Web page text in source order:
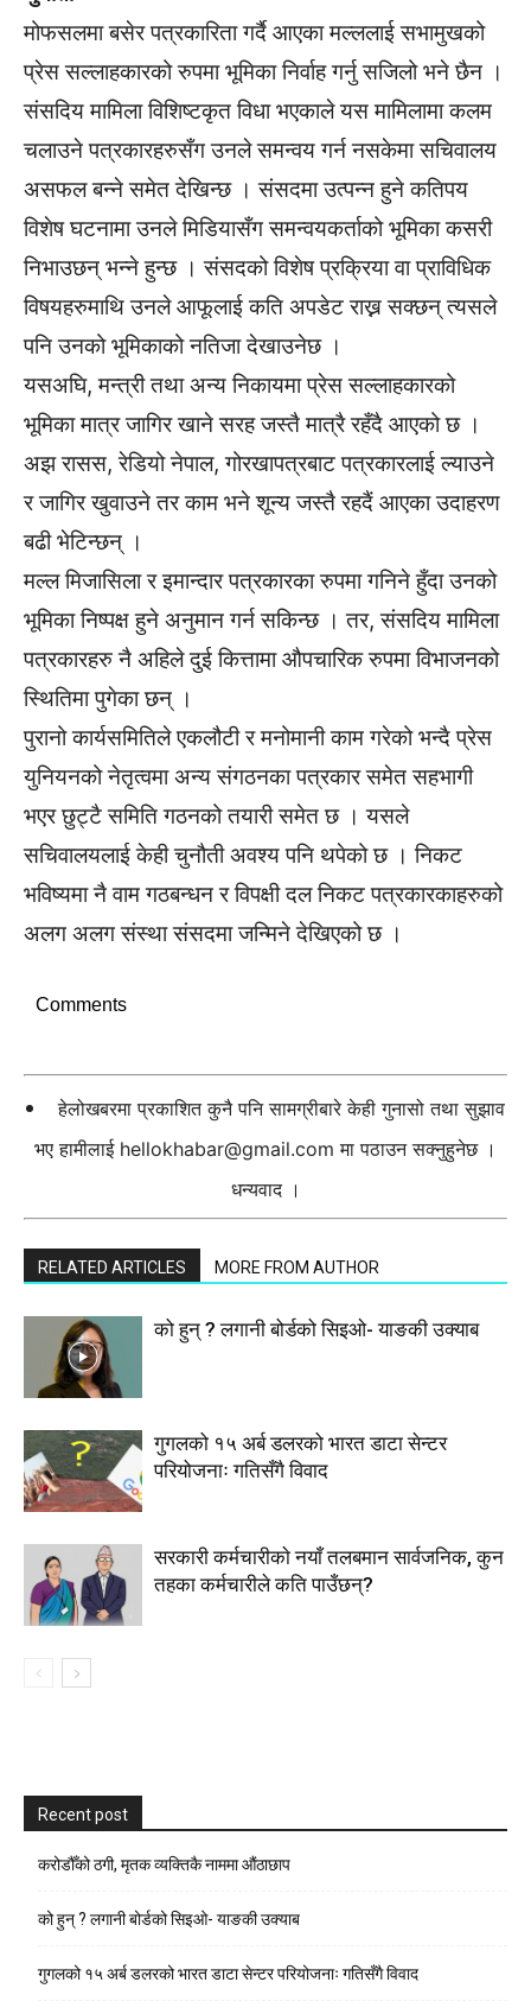
मोफसलमा बसेर पत्रकारिता गर्दै आएका मल्ललाई सभामुखको
प्रेस सल्लाहकारको रुपमा भूमिका निर्वाह गर्नु सजिलो भने छैन ।
संसदिय मामिला विशिष्टकृत विधा भएकाले यस मामिलामा कलम
चलाउने पत्रकारहरुसँग उनले समन्वय गर्न नसकेमा सचिवालय
असफल बन्ने समेत देखिन्छ । संसदमा उत्पन्न हुने कतिपय
विशेष घटनामा उनले मिडियासँग समन्वयकर्ताको भूमिका कसरी
निभाउछन् भन्ने हुन्छ । संसदको विशेष प्रक्रिया वा प्राविधिक
विषयहरुमाथि उनले आफूलाई कति अपडेट राख्न सक्छन् त्यसले
पनि उनको भूमिकाको नतिजा देखाउनेछ ।
यसअघि, मन्त्री तथा अन्य निकायमा प्रेस सल्लाहकारको
भूमिका मात्र जागिर खाने सरह जस्तै मात्रै रहँदै आएको छ ।
अझ रासस, रेडियो नेपाल, गोरखापत्रबाट पत्रकारलाई ल्याउने
र जागिर खुवाउने तर काम भने शून्य जस्तै रहदैं आएका उदाहरण
बढी भेटिन्छन् ।
मल्ल मिजासिला र इमान्दार पत्रकारका रुपमा गनिने हुँदा उनको
भूमिका निष्पक्ष हुने अनुमान गर्न सकिन्छ । तर, संसदिय मामिला
पत्रकारहरु नै अहिले दुई कित्तामा औपचारिक रुपमा विभाजनको
स्थितिमा पुगेका छन् ।
पुरानो कार्यसमितिले एकलौटी र मनोमानी काम गरेको भन्दै प्रेस
युनियनको नेतृत्वमा अन्य संगठनका पत्रकार समेत सहभागी
भएर छुट्टै समिति गठनको तयारी समेत छ । यसले
सचिवालयलाई केही चुनौती अवश्य पनि थपेको छ । निकट
भविष्यमा नै वाम गठबन्धन र विपक्षी दल निकट पत्रकारकाहरुको
अलग अलग संस्था संसदमा जन्मिने देखिएको छ ।
Comments
हेलोखबरमा प्रकाशित कुनै पनि सामग्रीबारे केही गुनासो तथा सुझाव
भए हामीलाई hellokhabar@gmail.com मा पठाउन सक्नुहुनेछ ।
धन्यवाद ।
RELATED ARTICLES MORE FROM AUTHOR
को हुन् ? लगानी बोर्डको सिइओ- याङकी उक्याब
गुगलको १५ अर्ब डलरको भारत डाटा सेन्टर
परियोजनाः गतिसँगै विवाद
सरकारी कर्मचारीकाे नयाँ तलबमान सार्वजनिक, कुन
तहका कर्मचारीले कति पाउँछन्?
Recent post
करोडौँको ठगी, मृतक व्यक्तिकै नाममा औंठाछाप
को हुन् ? लगानी बोर्डको सिइओ- याङकी उक्याब
गुगलको १५ अर्ब डलरको भारत डाटा सेन्टर परियोजनाः गतिसँगै विवाद